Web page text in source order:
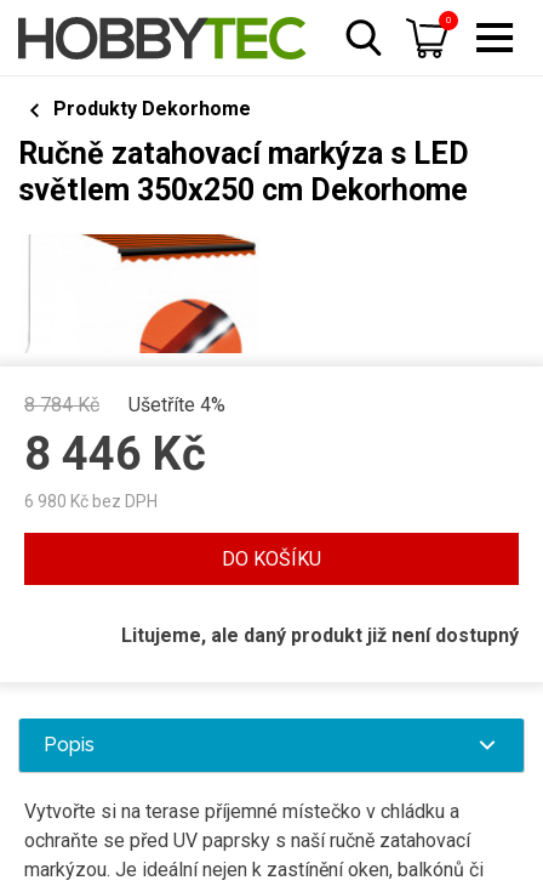
0
Produkty Dekorhome
Ručně zatahovací markýza s LED
světlem 350x250 cm Dekorhome
8 784Kč Ušetříte 4%
8 446 Kč
6 980 Kč bez DPH
DO KOŠÍKU
Litujeme, ale daný produkt již není dostupný
Popis
Vytvořte si na terase příjemné místečko v chládku a
ochraňte se před UV paprsky s naší ručně zatahovací
markýzou. Je ideální nejen k zastínění oken, balkónů či